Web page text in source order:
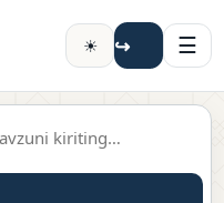
☀ ↪ ☰